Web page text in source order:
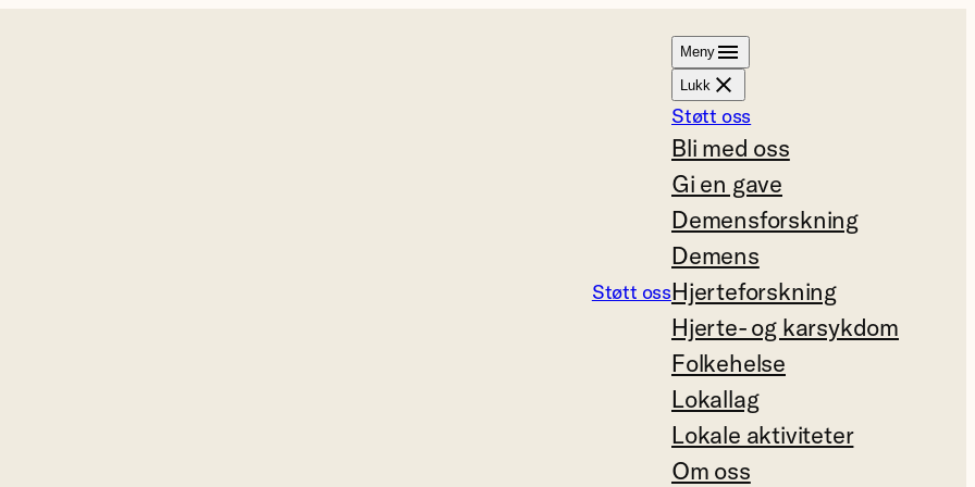
Støtt oss
Meny
Lukk
Støtt oss
Bli med oss
Gi en gave
Demensforskning
Demens
Hjerteforskning
Hjerte- og karsykdom
Folkehelse
Lokallag
Lokale aktiviteter
Om oss